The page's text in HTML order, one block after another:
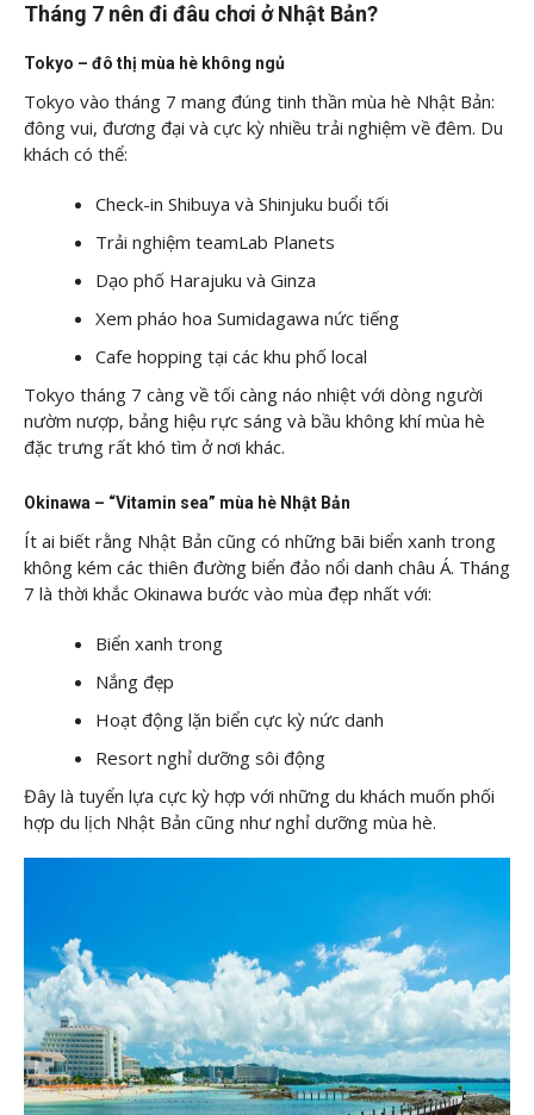
Tháng 7 nên đi đâu chơi ở Nhật Bản?
Tokyo – đô thị mùa hè không ngủ
Tokyo vào tháng 7 mang đúng tinh thần mùa hè Nhật Bản:
đông vui, đương đại và cực kỳ nhiều trải nghiệm về đêm. Du
khách có thể:
Check-in Shibuya và Shinjuku buổi tối
Trải nghiệm teamLab Planets
Dạo phố Harajuku và Ginza
Xem pháo hoa Sumidagawa nức tiếng
Cafe hopping tại các khu phố local
Tokyo tháng 7 càng về tối càng náo nhiệt với dòng người
nườm nượp, bảng hiệu rực sáng và bầu không khí mùa hè
đặc trưng rất khó tìm ở nơi khác.
Okinawa – “Vitamin sea” mùa hè Nhật Bản
Ít ai biết rằng Nhật Bản cũng có những bãi biển xanh trong
không kém các thiên đường biển đảo nổi danh châu Á. Tháng
7 là thời khắc Okinawa bước vào mùa đẹp nhất với:
Biển xanh trong
Nắng đẹp
Hoạt động lặn biển cực kỳ nức danh
Resort nghỉ dưỡng sôi động
Đây là tuyển lựa cực kỳ hợp với những du khách muốn phối
hợp du lịch Nhật Bản cũng như nghỉ dưỡng mùa hè.